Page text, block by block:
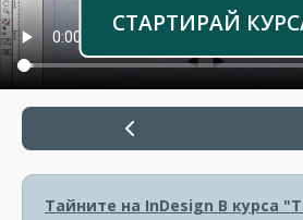
СТАРТИРАЙ
Тайните на InDesign В курса